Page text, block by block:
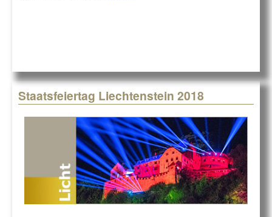
Staatsfeiertag Liechtenstein 2018